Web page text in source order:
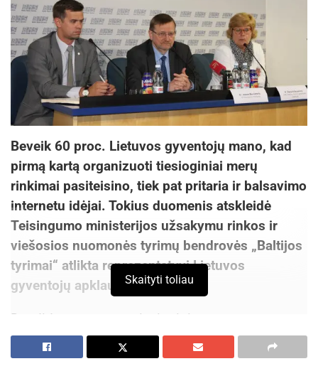
Beveik 60 proc. Lietuvos gyventojų mano, kad
pirmą kartą organizuoti tiesioginiai merų
rinkimai pasiteisino, tiek pat pritaria ir balsavimo
internetu idėjai. Tokius duomenis atskleidė
Teisingumo ministerijos užsakymu rinkos ir
viešosios nuomonės tyrimų bendrovės „Baltijos
tyrimai“ atlikta reprezentatyvi Lietuvos
gyventojų apklausa.
Dar didesnę paramą tiesioginiams merų
rinkimams išreiškia tie žmonės, kurie dalyvavo
rinkimuose balsuodami – net trys ketvirtadaliai
Skaityti toliau